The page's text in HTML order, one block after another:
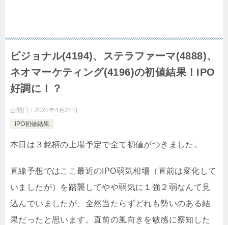
ビジョナル(4194)、ステラファーマ(4888)、
ネオマーケティング(4196)の初値結果！IPO
好調に！？
公開日： 2021年4月22日
IPO初値結果
本日は３銘柄の上場予定で全て初値がつきました。
直線予想ではここ最近のIPO弱気相場（直前は変化して
いましたが）を踏襲してやや弱気に１強２弱なんて見
込んでいましたが、全然当たらずどれも勢いのある結
果だったと思います。直前の風向きを敏感に察知した